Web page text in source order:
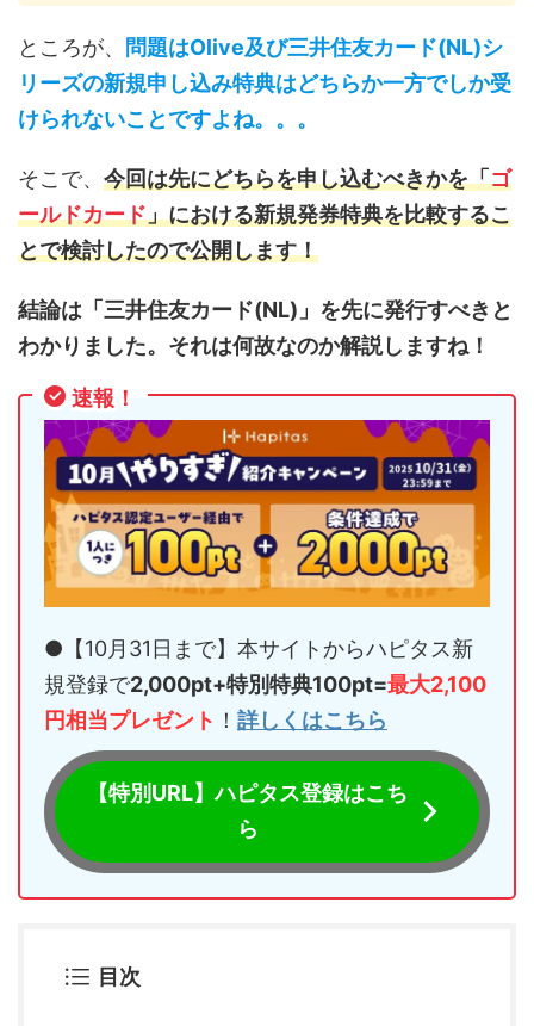
ところが、 問題はOlive及び三井住友カード(NL)シ
リーズの新規申し込み特典はどちらか一方でしか受
けられないことですよね。。。
そこで、 今回は先にどちらを申し込むべきかを「ゴ
ールドカード」における新規発券特典を比較するこ
とで検討したので公開します！
結論は「三井住友カード(NL)」を先に発行すべきと
わかりました。それは何故なのか解説しますね！
速報！
●【10月31日まで】本サイトからハピタス新
規登録で2,000pt+特別特典100pt=最大2,100
円相当プレゼント ！ 詳しくはこちら
【特別URL】ハピタス登録はこち
ら
目次